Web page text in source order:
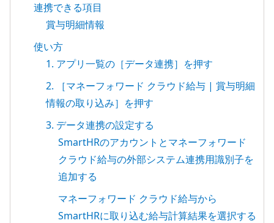
連携できる項目
賞与明細情報
使い方
1. アプリ一覧の［データ連携］を押す
2. ［マネーフォワード クラウド給与 | 賞与明細
情報の取り込み］を押す
3. データ連携の設定する
SmartHRのアカウントとマネーフォワード
クラウド給与の外部システム連携用識別子を
追加する
マネーフォワード クラウド給与から
SmartHRに取り込む給与計算結果を選択する